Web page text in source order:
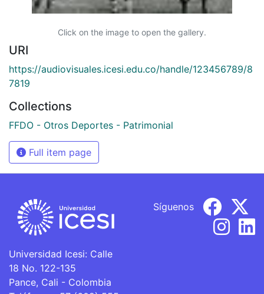
Click on the image to open the gallery.
URI
https://audiovisuales.icesi.edu.co/handle/123456789/8
7819
Collections
FFDO - Otros Deportes - Patrimonial
Full item page
Universidad Icesi: Calle
18 No. 122-135
Pance, Cali - Colombia
Síguenos